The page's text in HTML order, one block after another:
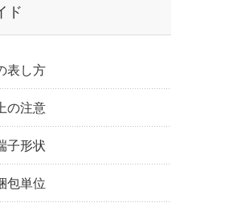
ド
表し方
の注意
子形状
包単位